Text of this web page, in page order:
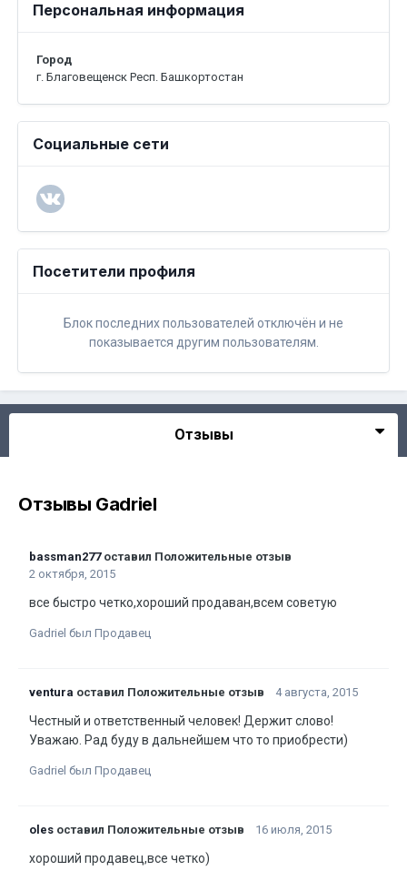
Персональная информация
Город
г. Благовещенск Респ. Башкортостан
Социальные сети
Посетители профиля
Блок последних пользователей отключён и не
показывается другим пользователям.
Отзывы
Отзывы Gadriel
bassman277оставил Положительные отзыв
2 октября, 2015
все быстро четко,хороший продаван,всем советую
Gadriel был Продавец
ventura оставил Положительные отзыв 4 августа, 2015
Честный и ответственный человек! Держит слово!
Уважаю. Рад буду в дальнейшем что то приобрести)
Gadriel был Продавец
oles оставил Положительные отзыв 16 июля, 2015
хороший продавец,все четко)